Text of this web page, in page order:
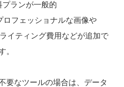
プランが一般的
ロフェッショナルな画像や
イティング費用などが追加で
。
要なツールの場合は、データ